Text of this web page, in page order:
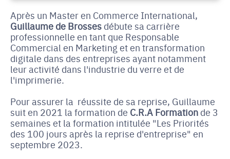
Après un Master en Commerce International,
Guillaume de Brosses débute sa carrière
professionnelle en tant que Responsable
Commercial en Marketing et en transformation
digitale dans des entreprises ayant notamment
leur activité dans l'industrie du verre et de
l'imprimerie.
Pour assurer la réussite de sa reprise, Guillaume
suit en 2021 la formation de C.R.A Formation de 3
semaines et la formation intitulée "Les Priorités
des 100 jours après la reprise d'entreprise" en
septembre 2023.